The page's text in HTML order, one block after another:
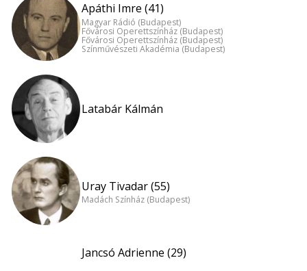
Apáthi Imre (41)
Magyar Rádió (Budapest)
Fővárosi Operettszínház (Budapest)
Fővárosi Operettszínház (Budapest)
Színművészeti Akadémia (Budapest)
Latabár Kálmán
Uray Tivadar (55)
Madách Színház (Budapest)
Jancsó Adrienne (29)